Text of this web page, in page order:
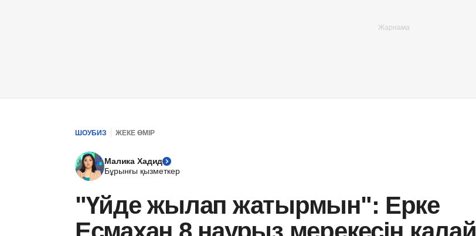
ШОУБИЗ ЖЕКЕ ӨМІР
Малика Хадид
Бұрынғы қызметкер
"Үйде жылап жатырмын": Ерке